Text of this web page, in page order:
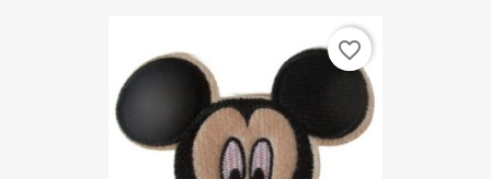
favorite_border